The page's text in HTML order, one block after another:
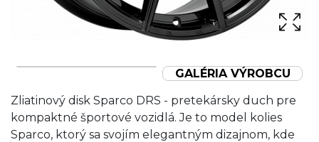
GALÉRIA VÝROBCU
Zliatinový disk Sparco DRS - pretekársky duch pre
kompaktné športové vozidlá. Je to model kolies
Sparco, ktorý sa svojím elegantným dizajnom, kde